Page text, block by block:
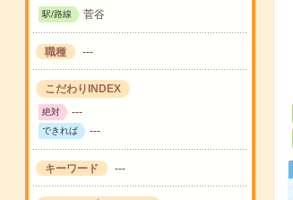
駅/路線 菅谷
職種 ---
こだわりINDEX
絶対 ---
できれば ---
キーワード ---